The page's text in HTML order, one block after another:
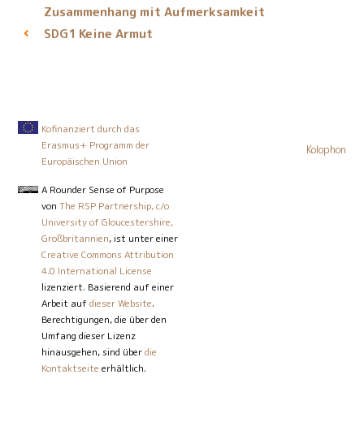
Zusammenhang mit Aufmerksamkeit
SDG1 Keine Armut
Kofinanziert durch das
Erasmus+ Programm der
Europäischen Union
A Rounder Sense of Purpose
vonThe RSP Partnership, c/o
University of Gloucestershire,
Großbritannien, ist unter einer
Creative Commons Attribution
4.0 International License
lizenziert. Basierend auf einer
Arbeit aufdieser Website.
Berechtigungen, die über den
Umfang dieser Lizenz
hinausgehen, sind überdie
Kontaktseite erhältlich.
Kolophon